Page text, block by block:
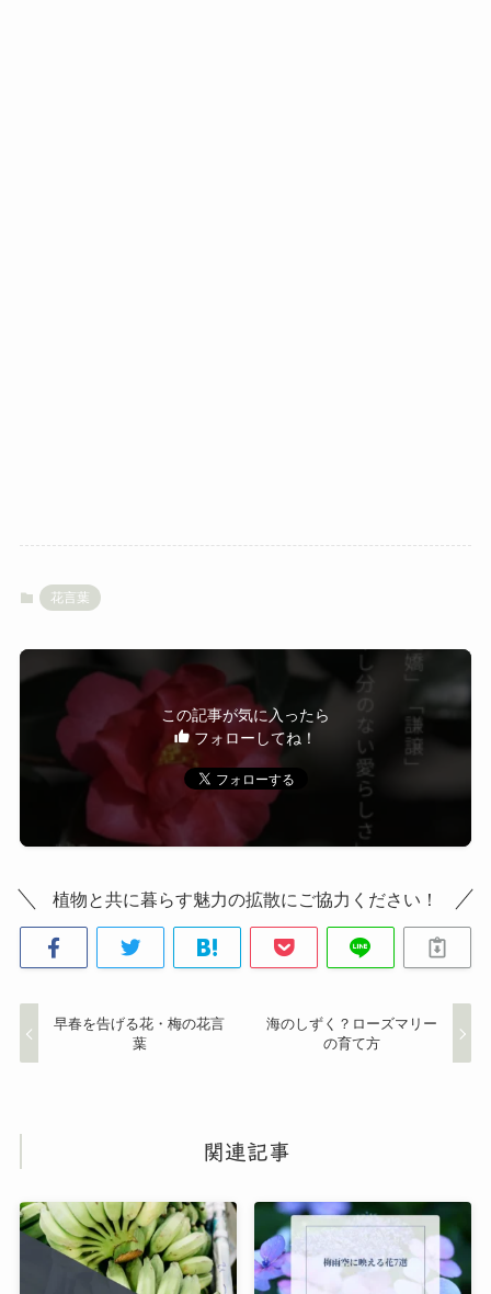
花言葉
この記事が気に入ったら
フォローしてね！
植物と共に暮らす魅力の拡散にご協力ください！
早春を告げる花・梅の花言
葉
海のしずく？ローズマリー
の育て方
関連記事